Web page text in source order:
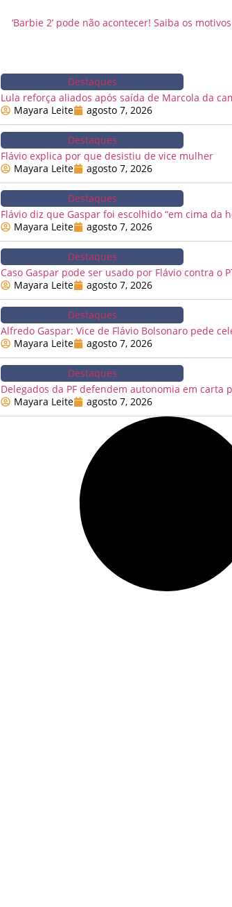
‘Barbie 2’ pode não acontecer! Saiba os motivos
Destaques
Lula reforça aliados após saída de Marcola da
Mayara Leite
agosto 7, 2026
Destaques
Flávio explica por que desistiu de vice mulher
Mayara Leite
agosto 7, 2026
Destaques
Flávio diz que Gaspar foi escolhido “em cima da
Mayara Leite
agosto 7, 2026
Destaques
Caso Gaspar pode ser usado por Flávio contra o
Mayara Leite
agosto 7, 2026
Destaques
Alfredo Gaspar: Vice de Flávio Bolsonaro pede
Mayara Leite
agosto 7, 2026
Destaques
Delegados da PF defendem autonomia em carta
Mayara Leite
agosto 7, 2026